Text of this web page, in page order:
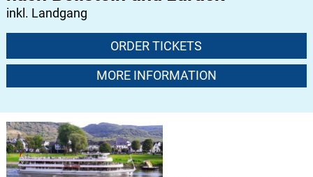
inkl. Landgang
ORDER TICKETS
MORE INFORMATION